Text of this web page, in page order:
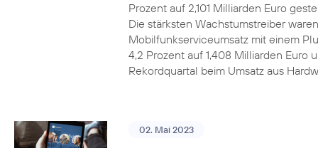
Prozent auf 2,101 Milliarden Euro
Die stärksten Wachstumstreiber
Mobilfunkserviceumsatz mit einem
4,2 Prozent auf 1,408 Milliarden Euro
Rekordquartal beim Umsatz aus
02. Mai 2023